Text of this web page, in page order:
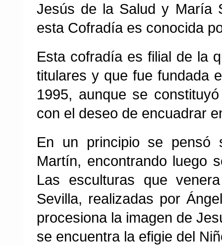
Jesús de la Salud y María
esta Cofradía es conocida
Esta cofradía es filial de la
titulares y que fue fundada
1995, aunque se
con el deseo de encuadrar
En un principio se pensó
Martín, encontrando luego
Las esculturas que
Sevilla, realizadas por
procesiona la imagen de
se encuentra la efigie del